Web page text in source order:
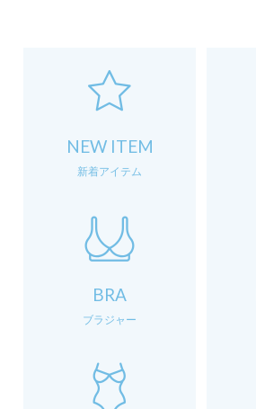
NEW ITEM
新着アイテム
BRA
ブラジャー